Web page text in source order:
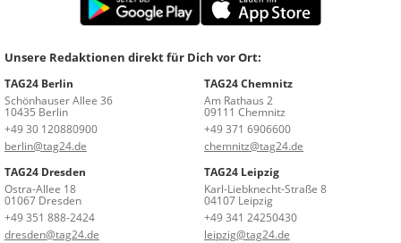
Unsere Redaktionen direkt für Dich vor Ort:
TAG24 Berlin
Schönhauser Allee 36
10435 Berlin
+49 30 120880900
berlin@tag24.de
TAG24 Chemnitz
Am Rathaus 2
09111 Chemnitz
+49 371 6906600
chemnitz@tag24.de
TAG24 Dresden
Ostra-Allee 18
01067 Dresden
+49 351 888-2424
dresden@tag24.de
TAG24 Leipzig
Karl-Liebknecht-Straße 8
04107 Leipzig
+49 341 24250430
leipzig@tag24.de